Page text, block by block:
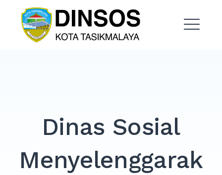
content
Dinas Sosial Kota
Tasikmalaya
Dinas Sosial
Menyelenggarak